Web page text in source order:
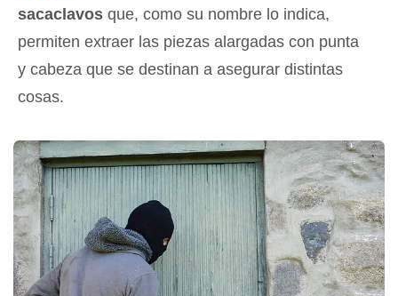
sacaclavos que, como su nombre lo indica,
permiten extraer las piezas alargadas con punta
y cabeza que se destinan a asegurar distintas
cosas.